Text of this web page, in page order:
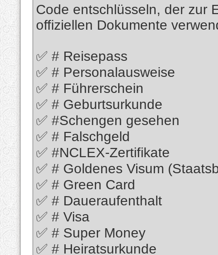
Code entschlüsseln, der zur
offiziellen Dokumente
✅ # Reisepass
✅ # Personalausweise
✅ # Führerschein
✅ # Geburtsurkunde
✅ #Schengen gesehen
✅ # Falschgeld
✅ #NCLEX-Zertifikate
✅ # Goldenes Visum
✅ # Green Card
✅ # Daueraufenthalt
✅ # Visa
✅ # Super Money
✅ # Heiratsurkunde